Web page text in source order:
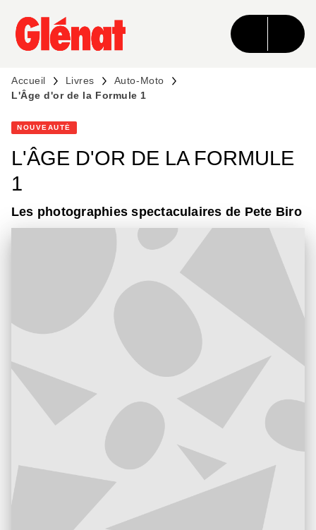
MENU RECHERCHE CONTENU
PIED DE PAGE
Accueil Livres
Auto-Moto
L'Âge d'or de la Formule 1
NOUVEAUTÉ
L'ÂGE D'OR DE LA FORMULE
1
Les photographies spectaculaires de Pete Biro